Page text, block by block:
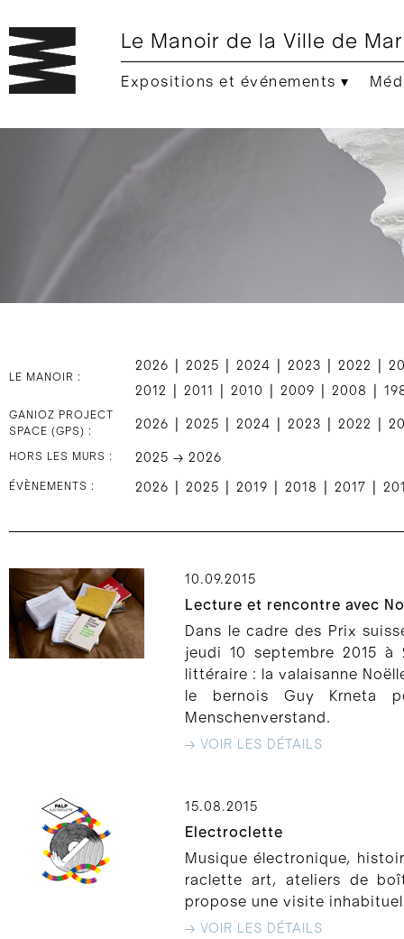
Le Manoir de la Ville de
Expositions et événements ▾
LE MANOIR :
2026 2025 2024 2023 2022
2012
2011 2010 2009 2008
GANIOZ PROJECT
SPACE (GPS) :
2026 2025 2024 2023 2022
HORS LES MURS : 2025 → 2026
ÉVÈNEMENTS : 2026 2025 2019 2018 2017
10.09.2015
Lecture et rencontre avec
Dans le cadre des Prix
jeudi 10 septembre 2015
littéraire : la valaisanne
le bernois Guy Krneta
Menschenverstand.
→ VOIR LES DÉTAILS
15.08.2015
Electroclette
Musique électronique,
raclette art, ateliers de
propose une visite
→ VOIR LES DÉTAILS